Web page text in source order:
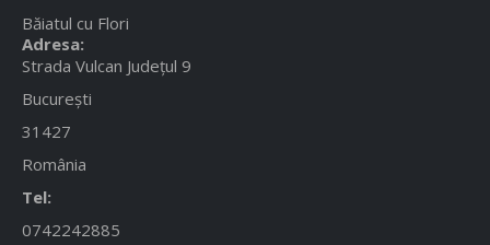
Băiatul cu Flori
Adresa:
Strada Vulcan Județul 9
București
31427
România
Tel:
0742242885